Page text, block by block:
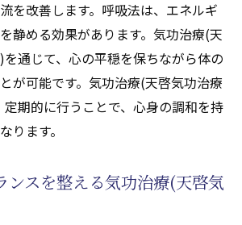
を改善します。呼吸法は、エネルギ
静める効果があります。気功治療(天
通じて、心の平穏を保ちながら体の
が可能です。気功治療(天啓気功治療
期的に行うことで、心身の調和を持
ります。
ンスを整える気功治療(天啓気